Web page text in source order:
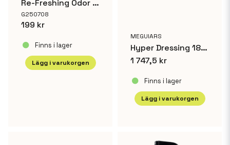
Re-Freshing Odor Fighting Spray Black Chrome
G250708
199 kr
Finns i lager
Lägg i varukorgen
MEGUIARS
Hyper Dressing 18,9 L
1 747,5 kr
Finns i lager
Lägg i varukorgen